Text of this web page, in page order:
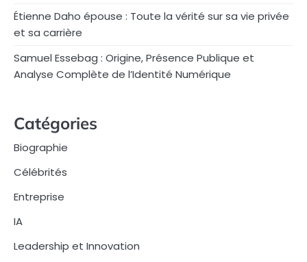
Étienne Daho épouse : Toute la vérité sur sa vie privée
et sa carrière
Samuel Essebag : Origine, Présence Publique et
Analyse Complète de l’Identité Numérique
Catégories
Biographie
Célébrités
Entreprise
IA
Leadership et Innovation